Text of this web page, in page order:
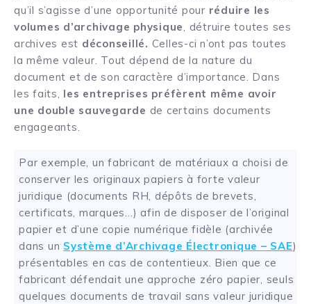
qu’il s’agisse d’une opportunité pour réduire les
volumes d’archivage physique, détruire toutes ses
archives est déconseillé. Celles-ci n’ont pas toutes
la même valeur. Tout dépend de la nature du
document et de son caractère d’importance. Dans
les faits, les entreprises préfèrent même avoir
une double sauvegarde de certains documents
engageants.
Par exemple, un fabricant de matériaux a choisi de
conserver les originaux papiers à forte valeur
juridique (documents RH, dépôts de brevets,
certificats, marques…) afin de disposer de l’original
papier et d’une copie numérique fidèle (archivée
dans un Système d’Archivage Électronique – SAE)
présentables en cas de contentieux. Bien que ce
fabricant défendait une approche zéro papier, seuls
quelques documents de travail sans valeur juridique